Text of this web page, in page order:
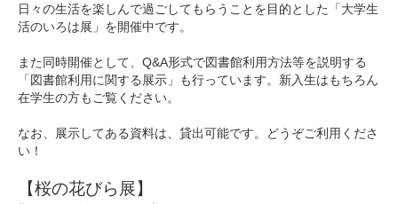
日々の生活を楽しんで過ごしてもらうことを目的とした「大学生
活のいろは展」を開催中です。
また同時開催として、Q&A形式で図書館利用方法等を説明する
「図書館利用に関する展示」も行っています。新入生はもちろん
在学生の方もご覧ください。
なお、展示してある資料は、貸出可能です。どうぞご利用くださ
い！
【桜の花びら展】